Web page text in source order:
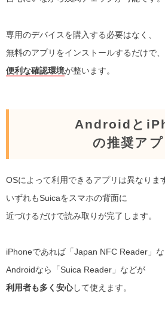
専用のデバイスを購入する必要はなく、
無料のアプリをインストールするだけで、
便利な確認環境が整います。
Androidと
の推奨アプ
OSによって利用できるアプリは異なりま
いずれもSuicaをスマホの背面に
近づけるだけで読み取りが完了します。
iPhoneであれば「Japan NFC Reader」な
Androidなら「Suica Reader」などが
利用者も多く安心して使えます。